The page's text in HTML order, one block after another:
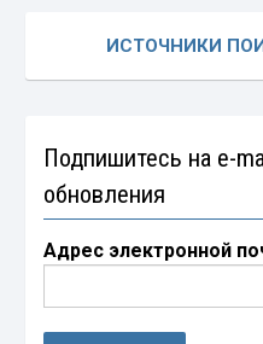
ИСТОЧНИКИ
Подпишитесь на e-
обновления
Адрес электронной